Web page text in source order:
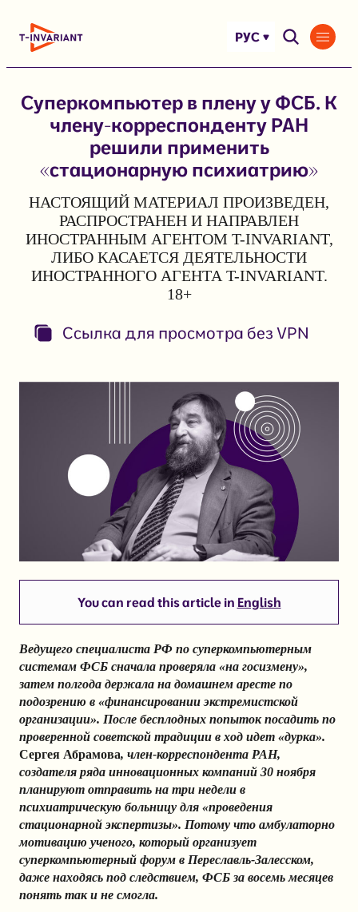
РУС
Суперкомпьютер в плену у ФСБ. К
члену-корреспонденту РАН
решили применить
«стационарную психиатрию»
НАСТОЯЩИЙ МАТЕРИАЛ ПРОИЗВЕДЕН,
РАСПРОСТРАНЕН И НАПРАВЛЕН
ИНОСТРАННЫМ АГЕНТОМ T-INVARIANT,
ЛИБО КАСАЕТСЯ ДЕЯТЕЛЬНОСТИ
ИНОСТРАННОГО АГЕНТА T-INVARIANT.
18+
Ссылка для просмотра без VPN
You can read this article in English
Ведущего специалиста РФ по суперкомпьютерным
системам ФСБ сначала проверяла «на госизмену»,
затем полгода держала на домашнем аресте по
подозрению в «финансировании экстремистской
организации». После бесплодных попыток посадить по
проверенной советской традиции в ход идет «дурка».
Сергея Абрамова, член-корреспондента РАН,
создателя ряда инновационных компаний 30 ноября
планируют отправить на три недели в
психиатрическую больницу для «проведения
стационарной экспертизы». Потому что амбулаторно
мотивацию ученого, который организует
суперкомпьютерный форум в Переславль-Залесском,
даже находясь под следствием, ФСБ за восемь месяцев
понять так и не смогла.